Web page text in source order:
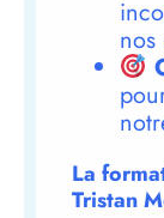
La
Tristan